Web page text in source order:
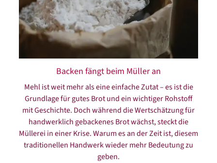
Backen fängt beim Müller an
Mehl ist weit mehr als eine einfache Zutat – es ist die
Grundlage für gutes Brot und ein wichtiger Rohstoff
mit Geschichte. Doch während die Wertschätzung für
handwerklich gebackenes Brot wächst, steckt die
Müllerei in einer Krise. Warum es an der Zeit ist, diesem
traditionellen Handwerk wieder mehr Bedeutung zu
geben.